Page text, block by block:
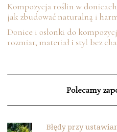
Kompozycja roślin w
jak zbudować naturalną i
Donice i osłonki do
rozmiar, materiał i styl bez
Polecamy
Błędy przy